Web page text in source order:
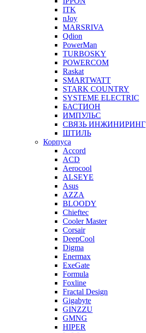
ITK
nJoy
MARSRIVA
Qdion
PowerMan
TURBOSKY
POWERCOM
Raskat
SMARTWATT
STARK COUNTRY
SYSTEME ELECTRIC
БАСТИОН
ИМПУЛЬС
СВЯЗЬ ИНЖИНИРИНГ
ШТИЛЬ
Корпуса
Accord
ACD
Aerocool
ALSEYE
Asus
AZZA
BLOODY
Chieftec
Cooler Master
Corsair
DeepCool
Digma
Enermax
ExeGate
Formula
Foxline
Fractal Design
Gigabyte
GINZZU
GMNG
HIPER